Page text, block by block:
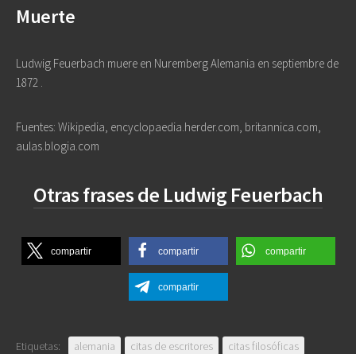
Muerte
Ludwig Feuerbach muere en Nuremberg Alemania en septiembre de
1872 .
Fuentes: Wikipedia, encyclopaedia.herder.com, britannica.com,
aulas.blogia.com
Otras frases de Ludwig Feuerbach
compartir compartir compartir
compartir
Etiquetas: alemania citas de escritores
citas filosóficas